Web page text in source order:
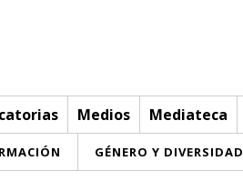
Medios Mediateca
GÉNERO Y DIVERSIDAD